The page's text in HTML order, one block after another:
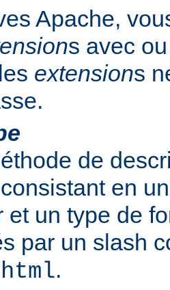
Apache,
s avec
extensions
de
en
et un type de
par un slash
.